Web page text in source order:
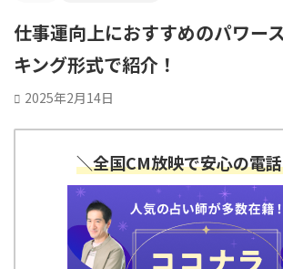
仕事運向上におすすめのパワー
キング形式で紹介！
2025年2月14日
＼全国CM放映で安心の電